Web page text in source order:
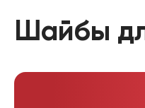
Шайбы